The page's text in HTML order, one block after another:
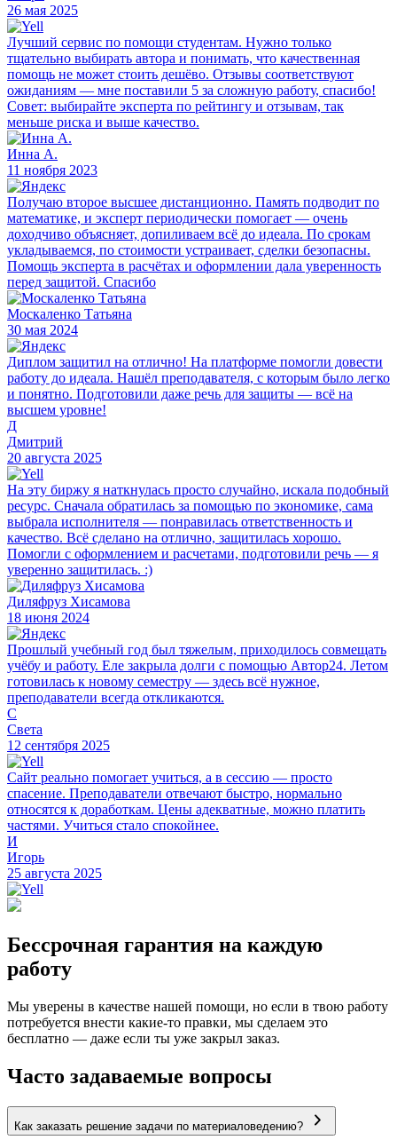
26 мая 2025
Лучший сервис по помощи студентам. Нужно только
тщательно выбирать автора и понимать, что качественная
помощь не может стоить дешёво. Отзывы соответствуют
ожиданиям — мне поставили 5 за сложную работу, спасибо!
Совет: выбирайте эксперта по рейтингу и отзывам, так
меньше риска и выше качество.
Инна А.
11 ноября 2023
Получаю второе высшее дистанционно. Память подводит по
математике, и эксперт периодически помогает — очень
доходчиво объясняет, допиливаем всё до идеала. По срокам
укладываемся, по стоимости устраивает, сделки безопасны.
Помощь эксперта в расчётах и оформлении дала уверенность
перед защитой. Спасибо
Москаленко Татьяна
30 мая 2024
Диплом защитил на отлично! На платформе помогли довести
работу до идеала. Нашёл преподавателя, с которым было легко
и понятно. Подготовили даже речь для защиты — всё на
высшем уровне!
Д
Дмитрий
20 августа 2025
На эту биржу я наткнулась просто случайно, искала подобный
ресурс. Сначала обратилась за помощью по экономике, сама
выбрала исполнителя — понравилась ответственность и
качество. Всё сделано на отлично, защитилась хорошо.
Помогли с оформлением и расчетами, подготовили речь — я
уверенно защитилась. :)
Диляфруз Хисамова
18 июня 2024
Прошлый учебный год был тяжелым, приходилось совмещать
учёбу и работу. Еле закрыла долги с помощью Автор24. Летом
готовилась к новому семестру — здесь всё нужное,
преподаватели всегда откликаются.
С
Света
12 сентября 2025
Сайт реально помогает учиться, а в сессию — просто
спасение. Преподаватели отвечают быстро, нормально
относятся к доработкам. Цены адекватные, можно платить
частями. Учиться стало спокойнее.
И
Игорь
25 августа 2025
Бессрочная гарантия на каждую
работу
Мы уверены в качестве нашей помощи, но если в твою работу
потребуется внести какие-то правки, мы сделаем это
бесплатно — даже если ты уже закрыл заказ.
Часто задаваемые вопросы
Как заказать решение задачи по материаловедению?